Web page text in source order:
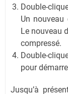
Double-
Un nouveau
Le nouveau
compressé.
Double-
pour
Jusqu’à